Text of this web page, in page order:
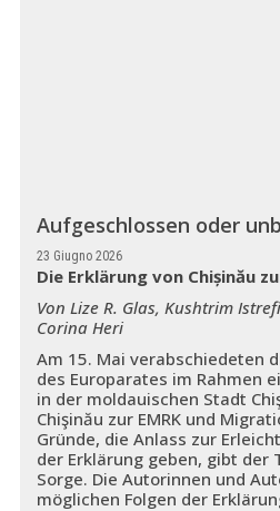
Aufgeschlossen oder
23 Giugno 2026
Die Erklärung von Chișinău
Von Lize R. Glas, Kushtrim
Corina Heri
Am 15. Mai verabschiedeten
des Europarates im Rahmen
in der moldauischen Stadt
Chişinău zur EMRK und
Gründe, die Anlass zur
der Erklärung geben, gibt der
Sorge. Die Autorinnen und
möglichen Folgen der